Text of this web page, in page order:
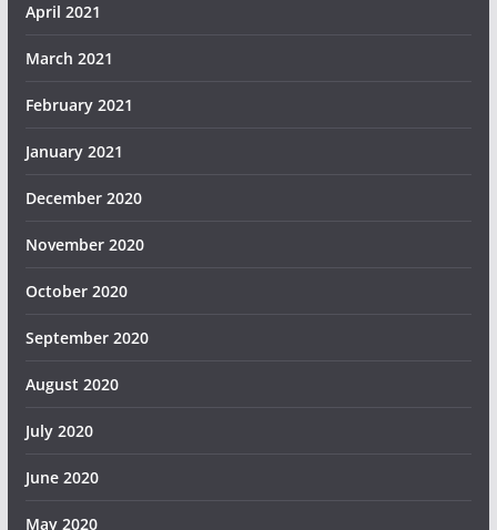
April 2021
March 2021
February 2021
January 2021
December 2020
November 2020
October 2020
September 2020
August 2020
July 2020
June 2020
May 2020